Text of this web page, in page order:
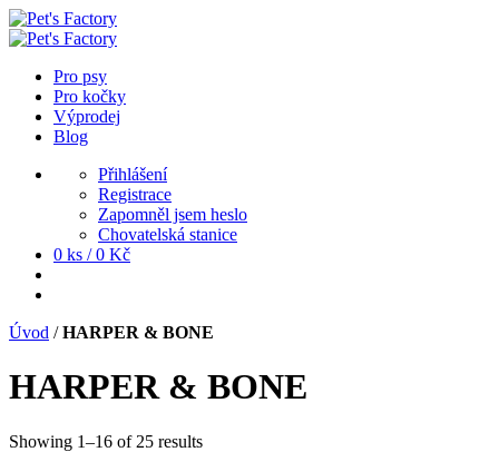
Pro psy
Pro kočky
Výprodej
Blog
Přihlášení
Registrace
Zapomněl jsem heslo
Chovatelská stanice
0 ks / 0 Kč
Úvod /HARPER & BONE
HARPER & BONE
Showing 1–16 of 25 results